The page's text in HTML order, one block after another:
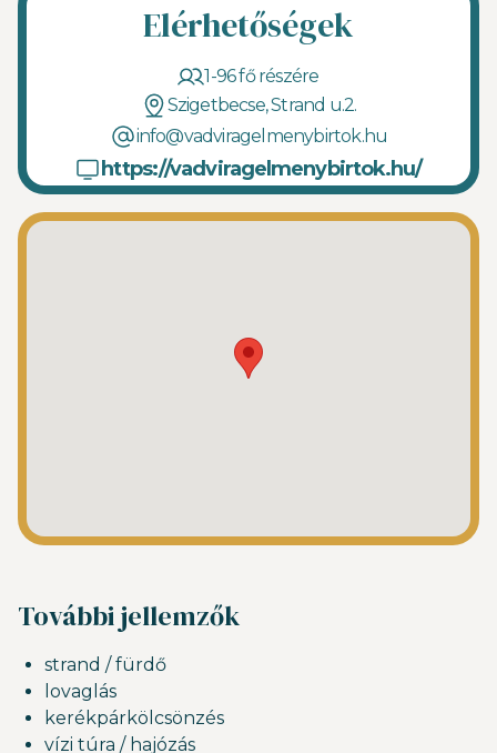
Elérhetőségek
1-96 fő részére
Szigetbecse, Strand u.2.
info@vadviragelmenybirtok.hu
https://vadviragelmenybirtok.hu/
További jellemzők
strand / fürdő
lovaglás
kerékpárkölcsönzés
vízi túra / hajózás